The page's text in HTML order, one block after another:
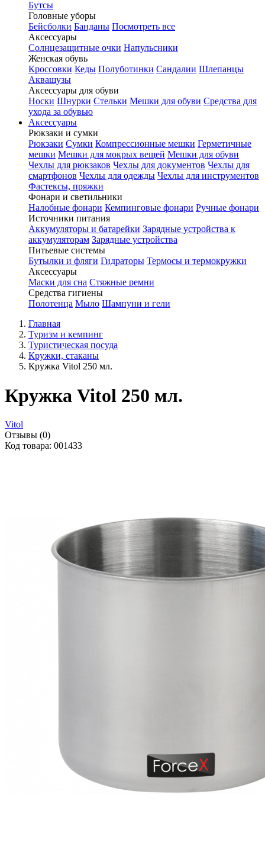
Бутсы
Головные уборы
Бейсболки Банданы Посмотреть все
Аксессуары
Солнцезащитные очки Напульсники
Женская обувь
Кроссовки Кеды Полуботинки Сандалии Шлепанцы
Аквашузы
Аксессуары для обуви
Носки Шнурки Стельки Мешки для обуви Средства для
ухода за обувью
Аксессуары
Рюкзаки и сумки
Рюкзаки Сумки Компрессионные мешки Герметичные
мешки Мешки для мокрых вещей Мешки для обуви
Чехлы для рюкзаков Чехлы для документов Чехлы для
смартфонов Чехлы для одежды Чехлы для инструментов
Фастексы, пряжки
Фонари и светильники
Налобные фонари Кемпинговые фонари Ручные фонари
Источники питания
Аккумуляторы и батарейки Зарядные устройства к
аккумуляторам Зарядные устройства
Питьевые системы
Бутылки и фляги Гидраторы Термосы и термокружки
Аксессуары
Маски для сна Стяжные ремни
Средства гигиены
Полотенца Мыло Шампуни и гели
Главная
Туризм и кемпинг
Туристическая посуда
Кружки, стаканы
Кружка Vitol 250 мл.
Кружка Vitol 250 мл.
Vitol
Отзывы (0)
Код товара: 001433